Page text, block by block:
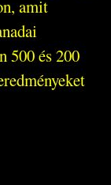
amit
500 és 200